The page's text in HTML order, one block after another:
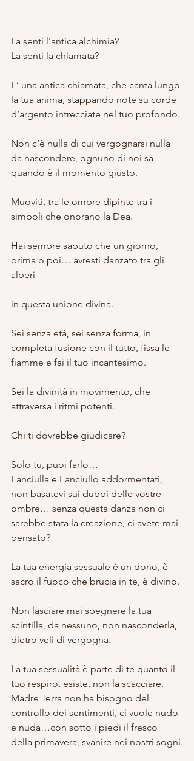
La senti l’antica alchimia?
La senti la chiamata?
E’ una antica chiamata, che canta lungo
la tua anima, stappando note su corde
d’argento intrecciate nel tuo profondo.
Non c’è nulla di cui vergognarsi nulla
da nascondere, ognuno di noi sa
quando è il momento giusto.
Muoviti, tra le ombre dipinte tra i
simboli che onorano la Dea.
Hai sempre saputo che un giorno,
prima o poi… avresti danzato tra gli
alberi
in questa unione divina.
Sei senza età, sei senza forma, in
completa fusione con il tutto, fissa le
fiamme e fai il tuo incantesimo.
Sei la divinità in movimento, che
attraversa i ritmi potenti.
Chi ti dovrebbe giudicare?
Solo tu, puoi farlo…
Fanciulla e Fanciullo addormentati,
non basatevi sui dubbi delle vostre
ombre… senza questa danza non ci
sarebbe stata la creazione, ci avete mai
pensato?
La tua energia sessuale è un dono, è
sacro il fuoco che brucia in te, è divino.
Non lasciare mai spegnere la tua
scintilla, da nessuno, non nasconderla,
dietro veli di vergogna.
La tua sessualità è parte di te quanto il
tuo respiro, esiste, non la scacciare.
Madre Terra non ha bisogno del
controllo dei sentimenti, ci vuole nudo
e nuda…con sotto i piedi il fresco
della primavera, svanire nei nostri sogni.